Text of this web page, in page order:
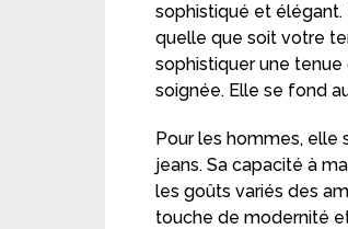
sophistiqué et élégant.
quelle que soit votre
sophistiquer une
soignée. Elle se fond
Pour les hommes, elle
jeans. Sa capacité à
les goûts variés des
touche de modernité